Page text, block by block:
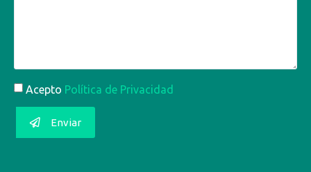
Acepto Política de Privacidad
Enviar